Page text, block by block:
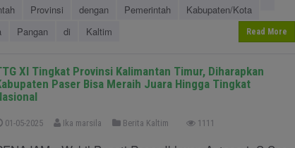
Provinsi dengan Pemerintah
Kabupaten/Kota
Pangan di Kaltim Read More
XI Tingkat Provinsi Kalimantan Timur, Diharapkan
Paser Bisa Meraih Juara Hingga Tingkat
01-05-2025 Ika marsila Berita Kaltim 1111